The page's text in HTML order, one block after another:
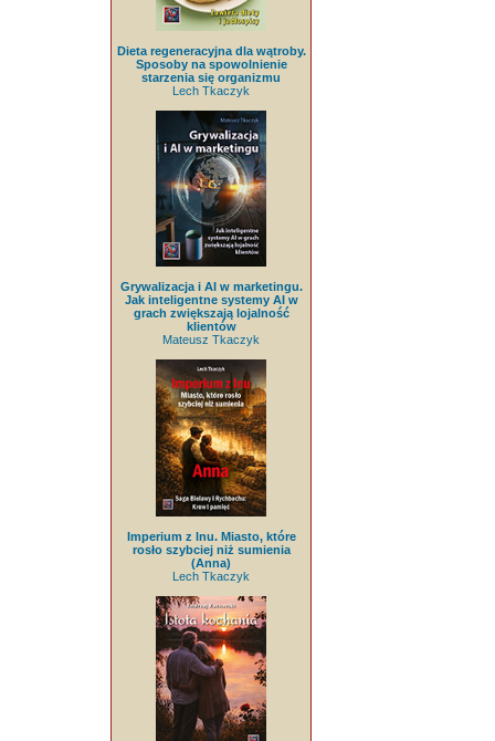
Dieta regeneracyjna dla wątroby.
Sposoby na spowolnienie
starzenia się organizmu
Lech Tkaczyk
Grywalizacja i AI w marketingu.
Jak inteligentne systemy AI w
grach zwiększają lojalność
klientów
Mateusz Tkaczyk
Imperium z lnu. Miasto, które
rosło szybciej niż sumienia
(Anna)
Lech Tkaczyk